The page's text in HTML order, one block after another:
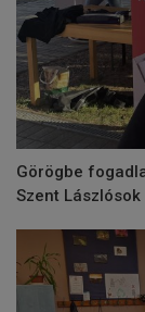
Görögbe
Szent Lászlósok